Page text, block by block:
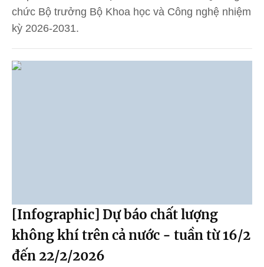
chức Bộ trưởng Bộ Khoa học và Công nghệ nhiệm
kỳ 2026-2031.
[Infographic] Dự báo chất lượng
không khí trên cả nước - tuần từ 16/2
đến 22/2/2026